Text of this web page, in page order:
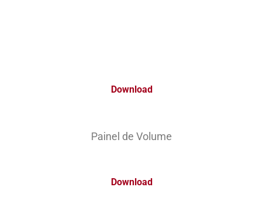
Download
Painel de Volume
Download